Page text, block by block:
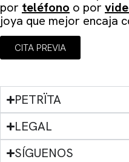
por teléfono o por
joya que mejor encaja
CITA PREVIA
PETRÏTA
LEGAL
SÍGUENOS